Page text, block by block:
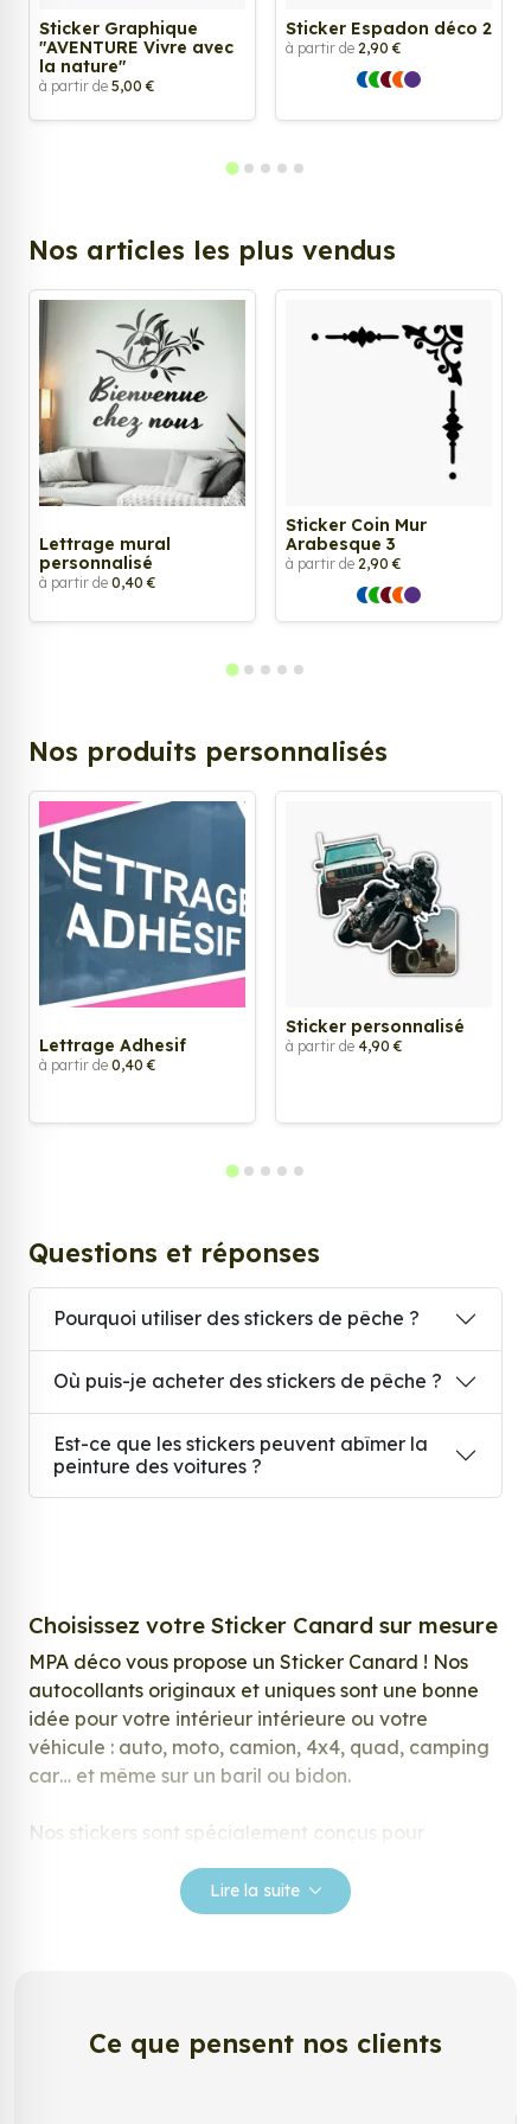
Sticker Graphique
"AVENTURE Vivre avec
la nature"
à partir de 5,00 €
Sticker Espadon déco 2
à partir de 2,90 €
Nos articles les plus vendus
Lettrage mural
personnalisé
à partir de 0,40 €
Sticker Coin Mur
Arabesque 3
à partir de 2,90 €
Nos produits personnalisés
Lettrage Adhesif
à partir de 0,40 €
Sticker personnalisé
à partir de 4,90 €
Questions et réponses
Pourquoi utiliser des stickers de pêche ?
Où puis-je acheter des stickers de pêche ?
Est-ce que les stickers peuvent abîmer la
peinture des voitures ?
Choisissez votre Sticker Canard sur mesure
MPA déco vous propose un Sticker Canard ! Nos
autocollants originaux et uniques sont une bonne
idée pour votre intérieur intérieure ou votre
véhicule : auto, moto, camion, 4x4, quad, camping
car… et même sur un baril ou bidon.
Nos stickers sont spécialement conçus pour
notre large gamme de stickers.
connus sous le nom d’autocollant, d’adhésifs ou de
vinyle, sont tendances et très populaires pour
Lire la suite
Ce que pensent nos clients